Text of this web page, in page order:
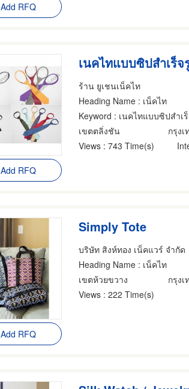
Add RFQ
Add RFQ
เนคไทแบบซิปสำเร็จ
ร้าน ยูเชนเน็คไท
Heading Name : เน็คไท
Keyword : เนคไทแบบซิปสำเ
เขตตลิ่งชัน
กรุง
Views : 743 Time(s)
Add RFQ
Simply Tote
บริษัท สิงห์ทอง เน็คแวร์ จำกัด
Heading Name : เน็คไท
เขตห้วยขวาง
กรุง
Views : 222 Time(s)